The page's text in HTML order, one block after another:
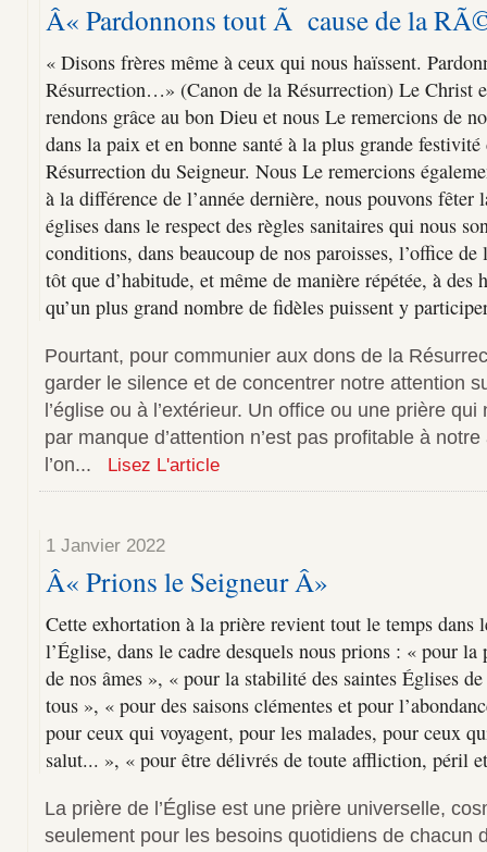
Â« Pardonnons tout Ã cause de la
« Disons frères même à ceux qui nous haïssent.
Résurrection…» (Canon de la Résurrection) Le Christ
rendons grâce au bon Dieu et nous Le remercions de
dans la paix et en bonne santé à la plus grande
Résurrection du Seigneur. Nous Le remercions
à la différence de l’année dernière, nous pouvons fêter
églises dans le respect des règles sanitaires qui nous
conditions, dans beaucoup de nos paroisses, l’office
tôt que d’habitude, et même de manière répétée, à des
qu’un plus grand nombre de fidèles puissent y
Pourtant, pour communier aux dons de la
garder le silence et de concentrer notre attention
l’église ou à l’extérieur. Un office ou une prière
par manque d’attention n’est pas profitable à
l’on...
Lisez L'article
1 Janvier 2022
Â« Prions le Seigneur Â»
Cette exhortation à la prière revient tout le temps dans
l’Église, dans le cadre desquels nous prions : « pour la
de nos âmes », « pour la stabilité des saintes Églises
tous », « pour des saisons clémentes et pour
pour ceux qui voyagent, pour les malades, pour ceux
salut... », « pour être délivrés de toute affliction, péril
La prière de l’Église est une prière universelle,
seulement pour les besoins quotidiens de chacun